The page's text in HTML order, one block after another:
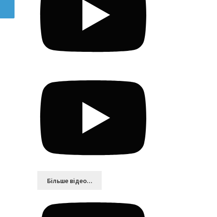
Більшe відео...